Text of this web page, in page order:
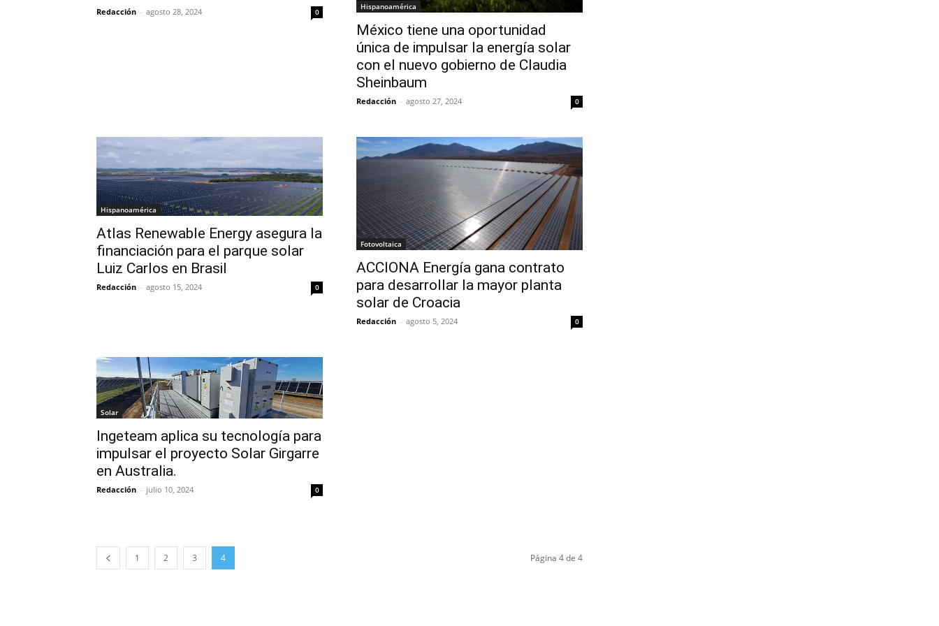
Redacción - agosto 28, 2024 0
Hispanoamérica
México tiene una oportunidad
única de impulsar la energía solar
con el nuevo gobierno de Claudia
Sheinbaum
Redacción - agosto 27, 2024 0
Hispanoamérica
Atlas Renewable Energy asegura la
financiación para el parque solar
Luiz Carlos en Brasil
Redacción - agosto 15, 2024 0
Fotovoltaica
ACCIONA Energía gana contrato
para desarrollar la mayor planta
solar de Croacia
Redacción - agosto 5, 2024 0
Solar
Ingeteam aplica su tecnología para
impulsar el proyecto Solar Girgarre
en Australia.
Redacción - julio 10, 2024 0
1 2 3 4 Página 4 de 4